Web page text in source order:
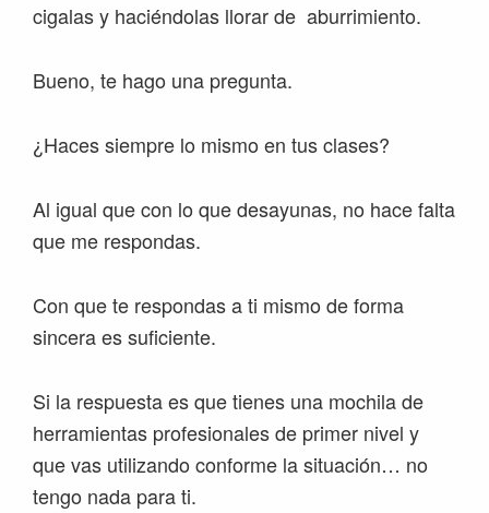
cigalas y haciéndolas llorar de aburrimiento.
Bueno, te hago una pregunta.
¿Haces siempre lo mismo en tus clases?
Al igual que con lo que desayunas, no hace falta
que me respondas.
Con que te respondas a ti mismo de forma
sincera es suficiente.
Si la respuesta es que tienes una mochila de
herramientas profesionales de primer nivel y
que vas utilizando conforme la situación… no
tengo nada para ti.